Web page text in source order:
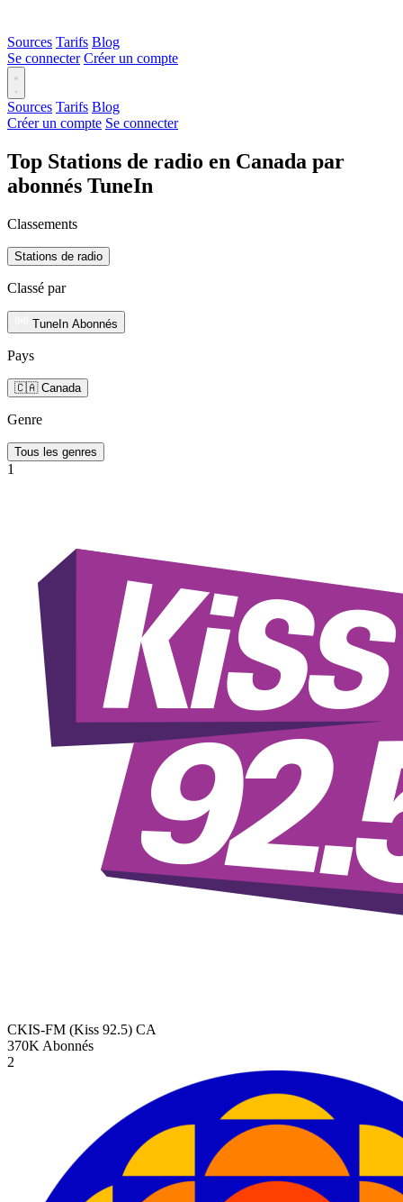
Sources Tarifs Blog
Se connecter Créer un compte
Sources Tarifs Blog
Créer un compte Se connecter
Top Stations de radio en Canada par
abonnés TuneIn
Classements
Stations de radio
Classé par
TuneIn Abonnés
Pays
🇨🇦 Canada
Genre
Tous les genres
1
CKIS-FM (Kiss 92.5) CA
370K Abonnés
2